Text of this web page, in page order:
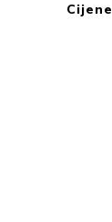
Cijene